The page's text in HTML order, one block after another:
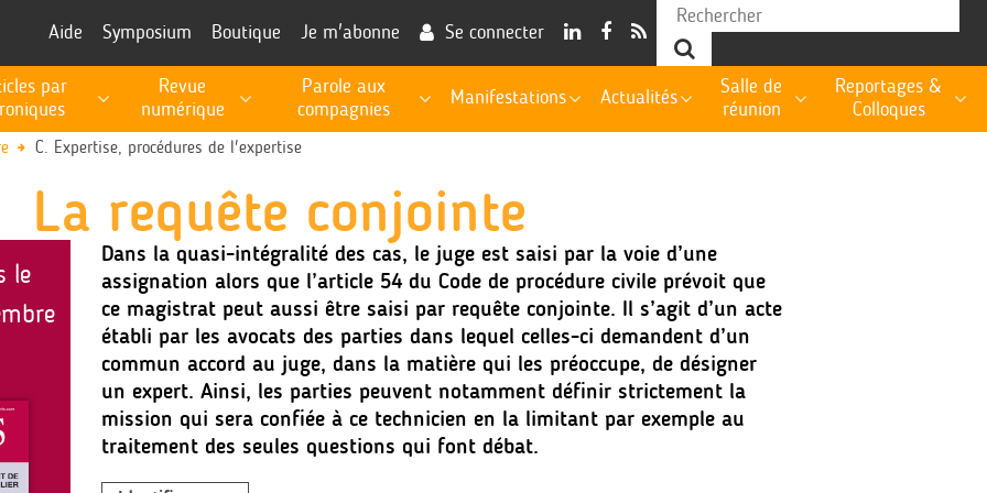
Aide Symposium Boutique Je m'abonne Se connecter
par
Revue
numérique
Parole aux
compagnies
Manifestations Actualités
Salle de
réunion
Reportages &
Colloques
C. Expertise, procédures de l'expertise
La requête conjointe
le
Dans la quasi-intégralité des cas, le juge est saisi par la voie d’une
assignation alors que l’article 54 du Code de procédure civile prévoit que
ce magistrat peut aussi être saisi par requête conjointe. Il s’agit d’un acte
établi par les avocats des parties dans lequel celles-ci demandent d’un
commun accord au juge, dans la matière qui les préoccupe, de désigner
un expert. Ainsi, les parties peuvent notamment définir strictement la
mission qui sera confiée à ce technicien en la limitant par exemple au
traitement des seules questions qui font débat.